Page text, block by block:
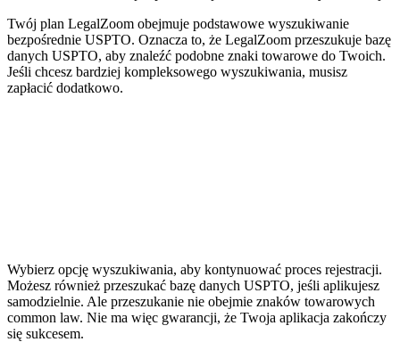
Twój plan LegalZoom obejmuje podstawowe wyszukiwanie
bezpośrednie USPTO. Oznacza to, że LegalZoom przeszukuje bazę
danych USPTO, aby znaleźć podobne znaki towarowe do Twoich.
Jeśli chcesz bardziej kompleksowego wyszukiwania, musisz
zapłacić dodatkowo.
Wybierz opcję wyszukiwania, aby kontynuować proces rejestracji.
Możesz również przeszukać bazę danych USPTO, jeśli aplikujesz
samodzielnie. Ale przeszukanie nie obejmie znaków towarowych
common law. Nie ma więc gwarancji, że Twoja aplikacja zakończy
się sukcesem.